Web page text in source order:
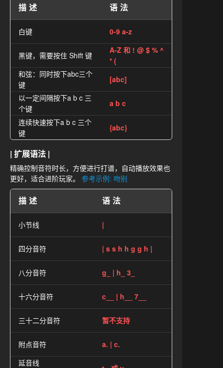
描述 语法
白键 0-9 a-z
黑键，需要按住 Shift 键
A-Z 和 ! @ $ % ^
* (
和弦：同时按下abc三个
键
[abc]
以一定间隔按下a b c 三
个键
a b c
连续快速按下a b c 三个
键
{abc}
| 扩展语法 |
精确控制音符时长，方便进行打谱，自动播放效果也
更好，适合进阶玩家。参考示例: 吻别
描述 语法
小节线 |
四分音符 | s s h h g g h |
八分音符 g_ | h_ 3_
十六分音符 c__ | h__ 7__
三十二分音符 暂不支持
附点音符
a. | c.
延音线